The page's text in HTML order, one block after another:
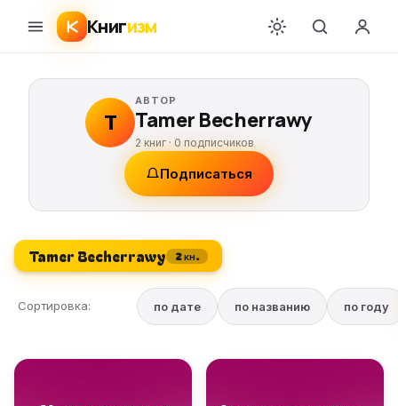
Книгизм
T
АВТОР
Tamer Becherrawy
2 книг ·0 подписчиков
Подписаться
Tamer Becherrawy 2 кн.
Сортировка: по дате по названию по году